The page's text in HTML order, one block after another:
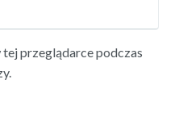
przeglądarce podczas